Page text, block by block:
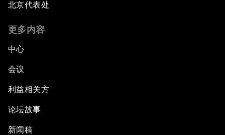
北京代表处
更多内容
中心
会议
利益相关方
论坛故事
新闻稿